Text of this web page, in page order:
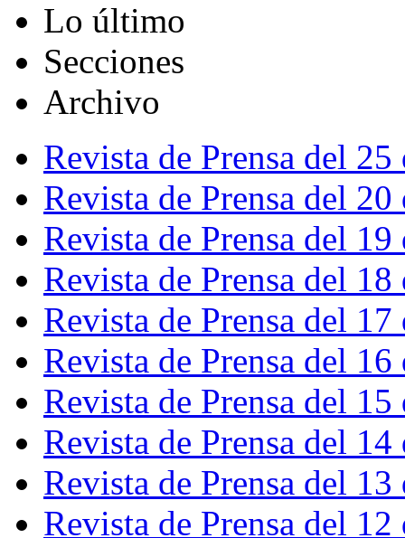
Lo último
Secciones
Archivo
Revista de Prensa del
Revista de Prensa del
Revista de Prensa del
Revista de Prensa del
Revista de Prensa del
Revista de Prensa del
Revista de Prensa del
Revista de Prensa del
Revista de Prensa del
Revista de Prensa del